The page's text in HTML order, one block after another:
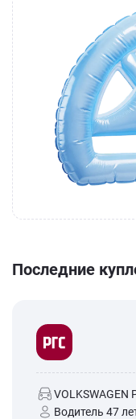
Последние
VOLKSWAGEN
Водитель 47